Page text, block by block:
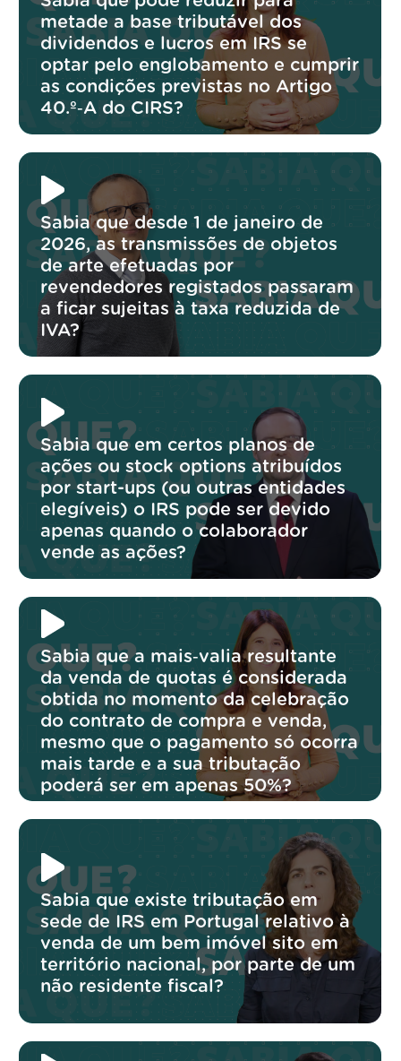
metade a base tributável dos
dividendos e lucros em IRS se
optar pelo englobamento e cumprir
as condições previstas no Artigo
40.º‑A do CIRS?
Sabia que desde 1 de janeiro de
2026, as transmissões de objetos
de arte efetuadas por
revendedores registados passaram
a ficar sujeitas à taxa reduzida de
IVA?
Sabia que em certos planos de
ações ou stock options atribuídos
por start-ups (ou outras entidades
elegíveis) o IRS pode ser devido
apenas quando o colaborador
vende as ações?
Sabia que a mais‑valia resultante
da venda de quotas é considerada
obtida no momento da celebração
do contrato de compra e venda,
mesmo que o pagamento só ocorra
mais tarde e a sua tributação
poderá ser em apenas 50%?
Sabia que existe tributação em
sede de IRS em Portugal relativo à
venda de um bem imóvel sito em
território nacional, por parte de um
não residente fiscal?